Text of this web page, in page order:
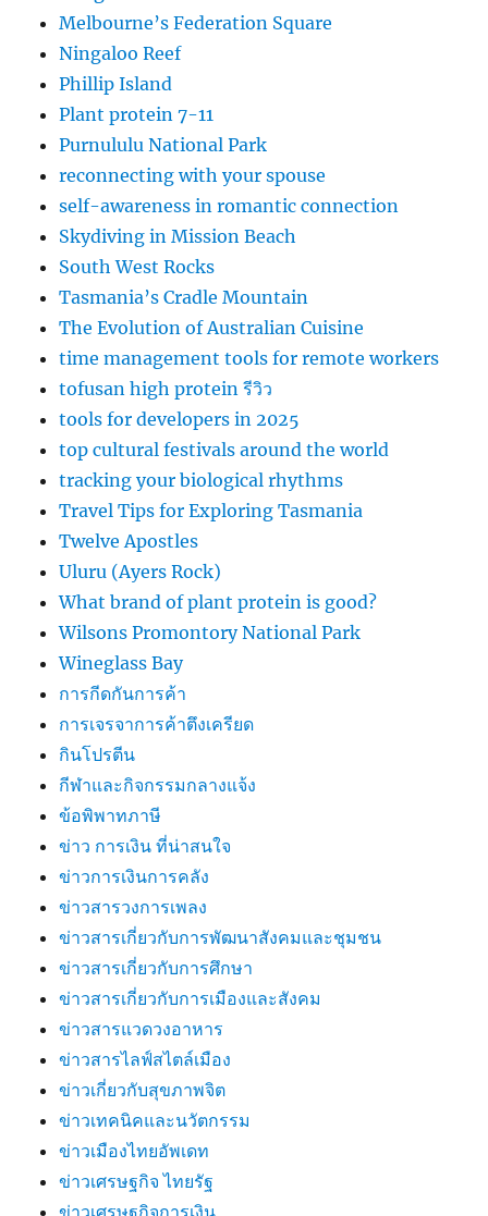
Melbourne’s Federation Square
Ningaloo Reef
Phillip Island
Plant protein 7-11
Purnululu National Park
reconnecting with your spouse
self-awareness in romantic connection
Skydiving in Mission Beach
South West Rocks
Tasmania’s Cradle Mountain
The Evolution of Australian Cuisine
time management tools for remote workers
tofusan high protein รีวิว
tools for developers in 2025
top cultural festivals around the world
tracking your biological rhythms
Travel Tips for Exploring Tasmania
Twelve Apostles
Uluru (Ayers Rock)
What brand of plant protein is good?
Wilsons Promontory National Park
Wineglass Bay
การกีดกันการค้า
การเจรจาการค้าตึงเครียด
กินโปรตีน
กีฬาและกิจกรรมกลางแจ้ง
ข้อพิพาทภาษี
ข่าว การเงิน ที่น่าสนใจ
ข่าวการเงินการคลัง
ข่าวสารวงการเพลง
ข่าวสารเกี่ยวกับการพัฒนาสังคมและชุมชน
ข่าวสารเกี่ยวกับการศึกษา
ข่าวสารเกี่ยวกับการเมืองและสังคม
ข่าวสารแวดวงอาหาร
ข่าวสารไลฟ์สไตล์เมือง
ข่าวเกี่ยวกับสุขภาพจิต
ข่าวเทคนิคและนวัตกรรม
ข่าวเมืองไทยอัพเดท
ข่าวเศรษฐกิจ ไทยรัฐ
ข่าวเศรษฐกิจการเงิน